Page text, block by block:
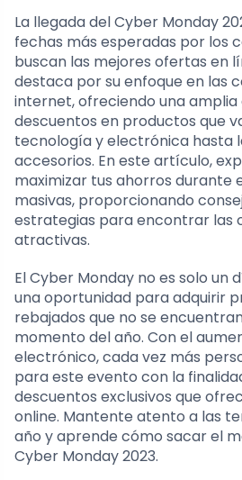
La llegada del Cyber Monday
fechas más esperadas por los
buscan las mejores ofertas en
destaca por su enfoque en las
internet, ofreciendo una amplia
descuentos en productos que
tecnología y electrónica hasta
accesorios. En este artículo,
maximizar tus ahorros durante
masivas, proporcionando
estrategias para encontrar las
atractivas.
El Cyber Monday no es solo un
una oportunidad para adquirir
rebajados que no se
momento del año. Con el
electrónico, cada vez más
para este evento con la
descuentos exclusivos que
online. Mantente atento a las
año y aprende cómo sacar el
Cyber Monday 2023.